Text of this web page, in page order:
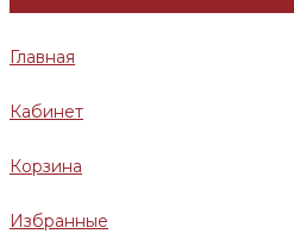
Главная
Кабинет
Корзина
Избранные